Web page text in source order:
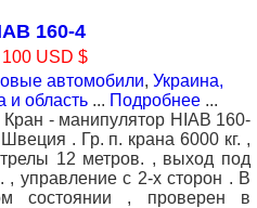
160-4
USD $
автомобили, Украина,
и область ... Подробнее ...
- манипулятор HIAB 160-
. Гр. п. крана 6000 кг. ,
12 метров. , выход под
, управление с 2-х сторон . В
состоянии , проверен в